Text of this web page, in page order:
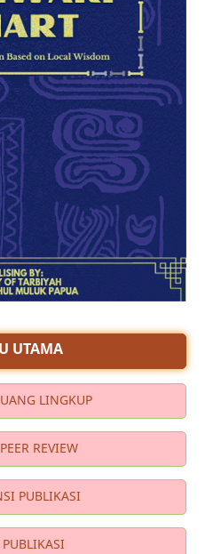
UTAMA
LINGKUP
REVIEW
PUBLIKASI